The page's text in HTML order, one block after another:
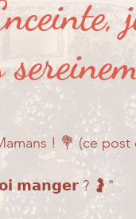
Pour
! 💐 (ce
𝗺𝗮𝗻𝗴𝗲𝗿 ? 🤰"